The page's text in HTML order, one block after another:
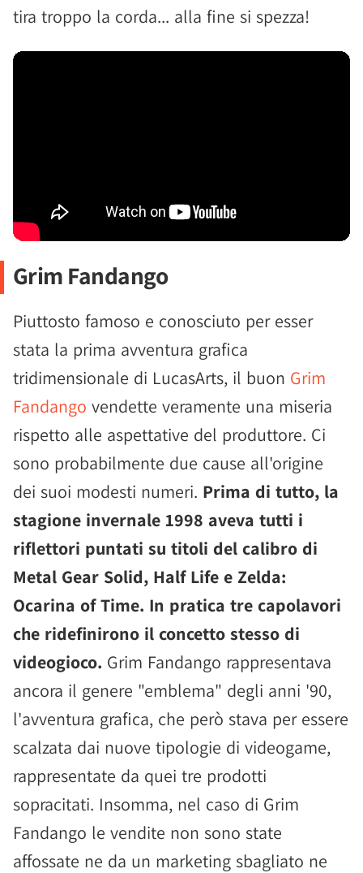
tira troppo la corda... alla fine si spezza!
Grim Fandango
Piuttosto famoso e conosciuto per esser
stata la prima avventura grafica
tridimensionale di LucasArts, il buon Grim
Fandango vendette veramente una miseria
rispetto alle aspettative del produttore. Ci
sono probabilmente due cause all'origine
dei suoi modesti numeri. Prima di tutto, la
stagione invernale 1998 aveva tutti i
riflettori puntati su titoli del calibro di
Metal Gear Solid, Half Life e Zelda:
Ocarina of Time. In pratica tre capolavori
che ridefinirono il concetto stesso di
videogioco. Grim Fandango rappresentava
ancora il genere "emblema" degli anni '90,
l'avventura grafica, che però stava per essere
scalzata dai nuove tipologie di videogame,
rappresentate da quei tre prodotti
sopracitati. Insomma, nel caso di Grim
Fandango le vendite non sono state
affossate ne da un marketing sbagliato ne